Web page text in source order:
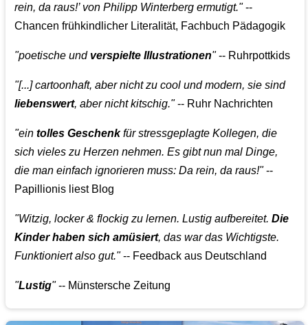
rein, da raus!’ von Philipp Winterberg ermutigt."--
Chancen frühkindlicher Literalität, Fachbuch Pädagogik
"poetische und verspielte Illustrationen"-- Ruhrpottkids
"[...] cartoonhaft, aber nicht zu cool und modern, sie sind
liebenswert, aber nicht kitschig."-- Ruhr Nachrichten
"eintolles Geschenkfür stressgeplagte Kollegen, die
sich vieles zu Herzen nehmen. Es gibt nun mal Dinge,
die man einfach ignorieren muss: Da rein, da raus!"--
Papillionis liest Blog
"Witzig, locker & flockig zu lernen. Lustig aufbereitet.Die
Kinder haben sich amüsiert, das war das Wichtigste.
Funktioniert also gut."-- Feedback aus Deutschland
"Lustig"-- Münstersche Zeitung